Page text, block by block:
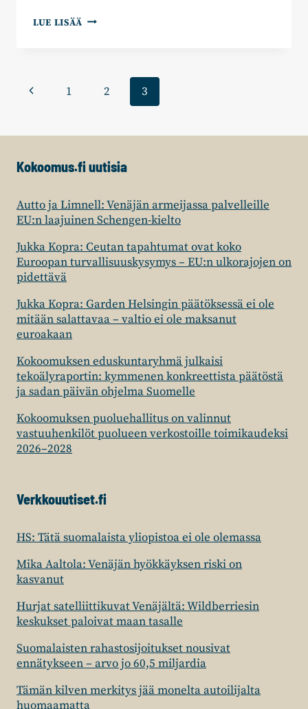
LUE LISÄÄ VÄLIKYSYMYS
PÄÄTÖKSISTÄ
Sivunavigointi
Edellinen
1 2 3
Kokoomus.fi uutisia
Autto ja Limnell: Venäjän armeijassa palvelleille
EU:n laajuinen Schengen-kielto
Jukka Kopra: Ceutan tapahtumat ovat koko
Euroopan turvallisuuskysymys – EU:n ulkorajojen on
pidettävä
Jukka Kopra: Garden Helsingin päätöksessä ei ole
mitään salattavaa – valtio ei ole maksanut
euroakaan
Kokoomuksen eduskuntaryhmä julkaisi
tekoälyraportin: kymmenen konkreettista päätöstä
ja sadan päivän ohjelma Suomelle
Kokoomuksen puoluehallitus on valinnut
vastuuhenkilöt puolueen verkostoille toimikaudeksi
2026–2028
Verkkouutiset.fi
HS: Tätä suomalaista yliopistoa ei ole olemassa
Mika Aaltola: Venäjän hyökkäyksen riski on
kasvanut
Hurjat satelliittikuvat Venäjältä: Wildberriesin
keskukset paloivat maan tasalle
Suomalaisten rahastosijoitukset nousivat
ennätykseen – arvo jo 60,5 miljardia
Tämän kilven merkitys jää monelta autoilijalta
huomaamatta